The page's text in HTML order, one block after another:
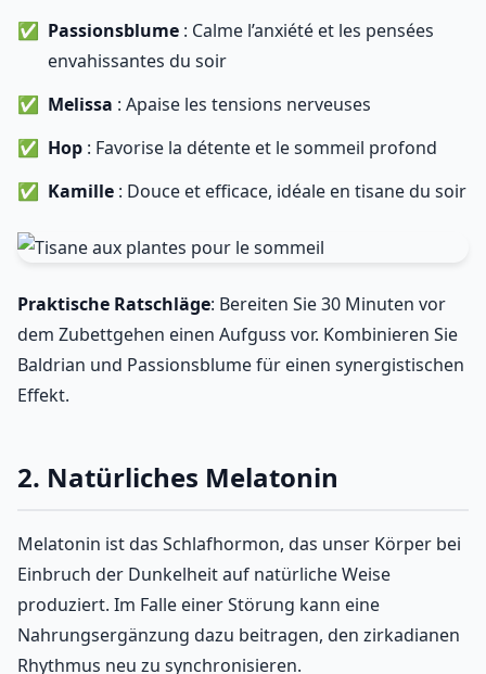
Passionsblume : Calme l’anxiété et les pensées
envahissantes du soir
Melissa : Apaise les tensions nerveuses
Hop : Favorise la détente et le sommeil profond
Kamille : Douce et efficace, idéale en tisane du soir
Praktische Ratschläge: Bereiten Sie 30 Minuten vor
dem Zubettgehen einen Aufguss vor. Kombinieren Sie
Baldrian und Passionsblume für einen synergistischen
Effekt.
2. Natürliches Melatonin
Melatonin ist das Schlafhormon, das unser Körper bei
Einbruch der Dunkelheit auf natürliche Weise
produziert. Im Falle einer Störung kann eine
Nahrungsergänzung dazu beitragen, den zirkadianen
Rhythmus neu zu synchronisieren.